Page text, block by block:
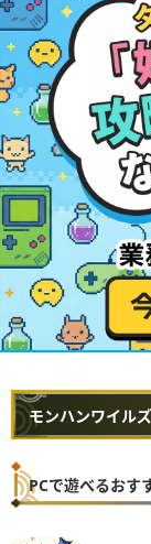
モンハンワイル
PCで遊べるおす